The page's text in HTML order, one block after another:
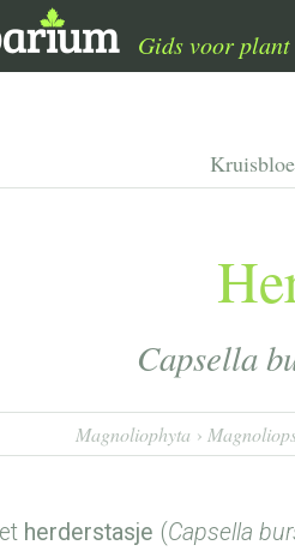
Gids voor
Capsella
Magnoliophyta
et herderstasje (Capsella